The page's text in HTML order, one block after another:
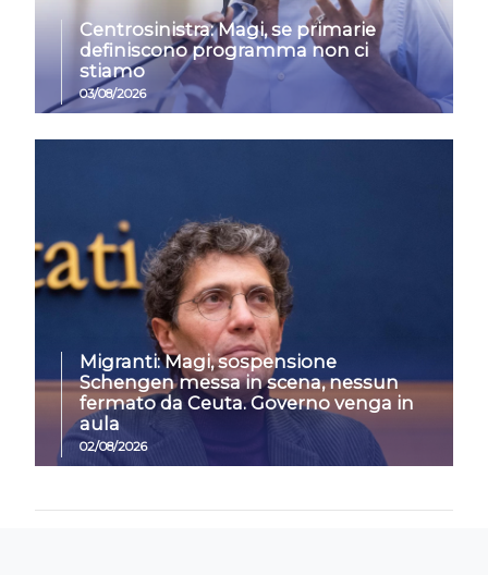
Centrosinistra: Magi, se primarie
definiscono programma non ci
stiamo
03/08/2026
Migranti: Magi, sospensione
Schengen messa in scena, nessun
fermato da Ceuta. Governo venga in
aula
02/08/2026